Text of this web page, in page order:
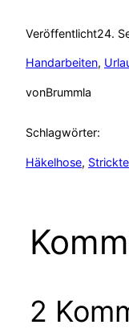
Veröffentlicht24.
Handarbeiten,
vonBrummla
Schlagwörter:
Häkelhose,
2